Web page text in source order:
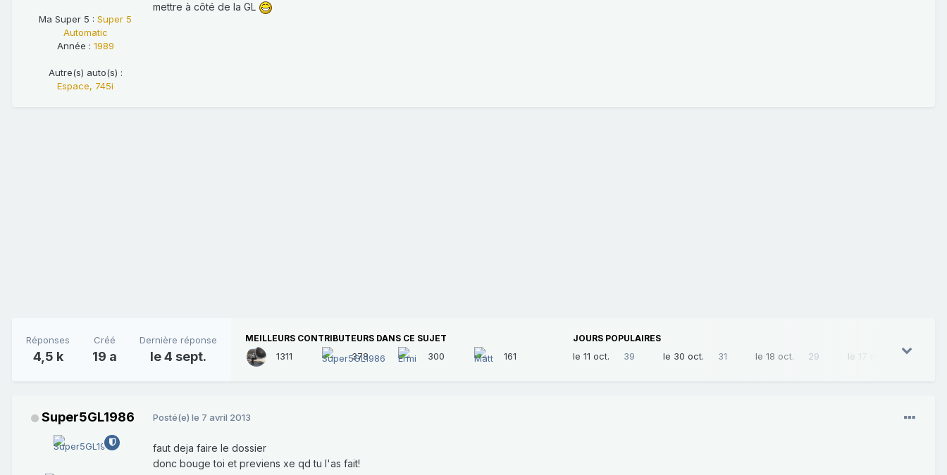
Ma Super 5 : Super 5
Automatic
Année : 1989
Autre(s) auto(s) :
Espace, 745i
mettre à côté de la GL
Réponses
4,5 k
Créé
19 a
Dernière réponse
le 4 sept.
MEILLEURS CONTRIBUTEURS DANS CE SUJET
1311 378 300 161
JOURS POPULAIRES
le 11 oct. 39 le 30 oct. 31 le 18 oct. 29 le 17 mars 28
Super5GL1986 Posté(e) le 7 avril 2013
faut deja faire le dossier
donc bouge toi et previens xe qd tu l'as fait!